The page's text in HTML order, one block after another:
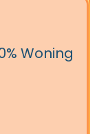
Woning